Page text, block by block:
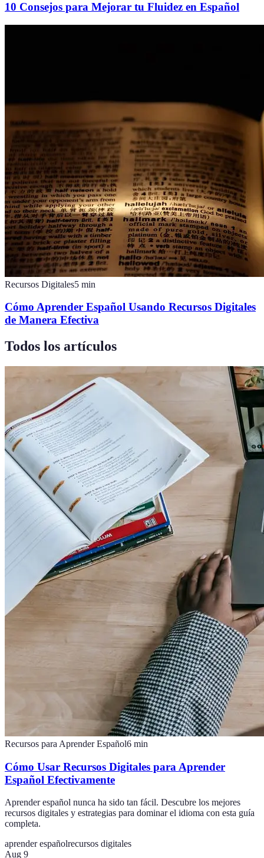
10 Consejos para Mejorar tu Fluidez en Español
Recursos Digitales5 min
Cómo Aprender Español Usando Recursos Digitales
de Manera Efectiva
Todos los artículos
Recursos para Aprender Español6 min
Cómo Usar Recursos Digitales para Aprender
Español Efectivamente
Aprender español nunca ha sido tan fácil. Descubre los mejores
recursos digitales y estrategias para dominar el idioma con esta guía
completa.
aprender españolrecursos digitales
Aug 9